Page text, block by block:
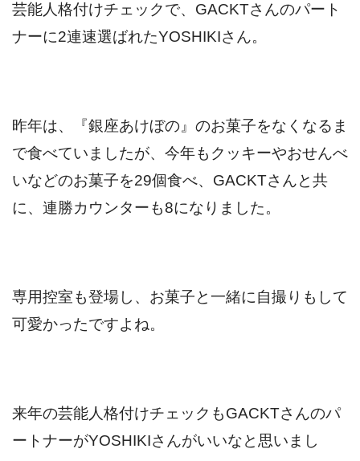
芸能人格付けチェックで、GACKTさんのパート
ナーに2連速選ばれたYOSHIKIさん。
昨年は、『銀座あけぼの』のお菓子をなくなるま
で食べていましたが、今年もクッキーやおせんべ
いなどのお菓子を29個食べ、GACKTさんと共
に、連勝カウンターも8になりました。
専用控室も登場し、お菓子と一緒に自撮りもして
可愛かったですよね。
来年の芸能人格付けチェックもGACKTさんのパ
ートナーがYOSHIKIさんがいいなと思いまし